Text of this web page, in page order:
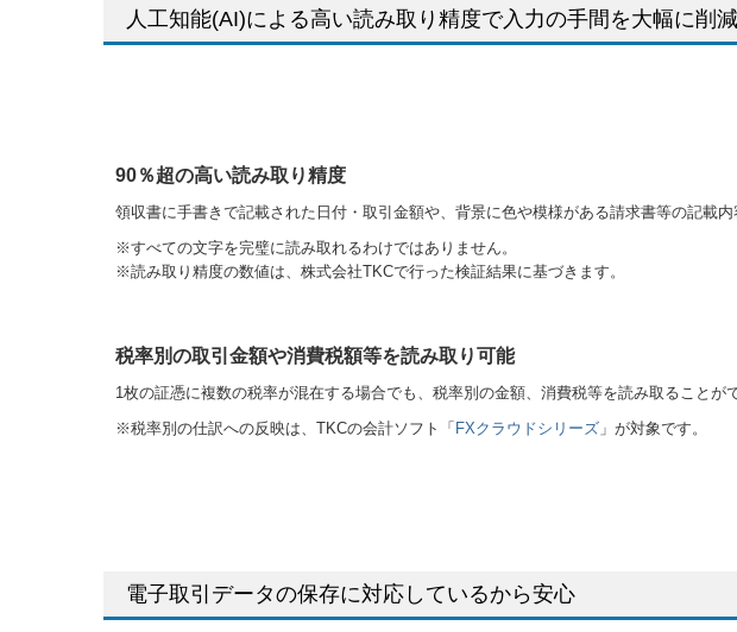
人工知能(AI)による高い読み取り精度で入力の手間を大幅に削減
90％超の高い読み取り精度
領収書に手書きで記載された日付・取引金額や、背景に色や模様がある請求書等の記載
※すべての⽂字を完璧に読み取れるわけではありません。
※読み取り精度の数値は、株式会社TKCで⾏った検証結果に基づきます。
税率別の取引金額や消費税額等を読み取り可能
1枚の証憑に複数の税率が混在する場合でも、税率別の金額、消費税等を読み取ることが
※税率別の仕訳への反映は、TKCの会計ソフト「 FXクラウドシリーズ 」が対象です。
電子取引データの保存に対応しているから安心